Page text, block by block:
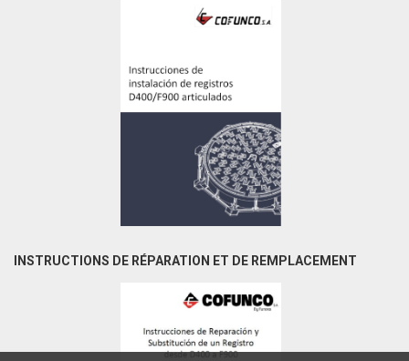
INSTRUCTIONS DE RÉPARATION ET DE REMPLACEMENT